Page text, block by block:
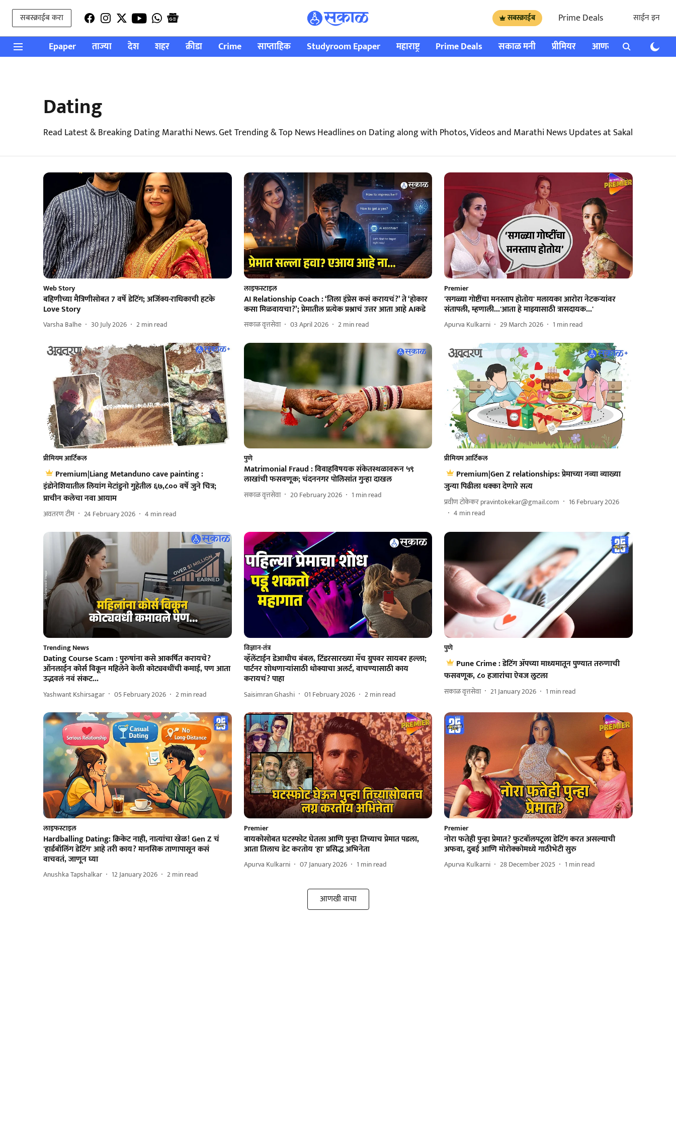
सबस्क्राईब करा सबस्क्राईब Prime Deals साईन इन
Epaper ताज्या देश शहर क्रीडा Crime साप्ताहिक Studyroom Epaper महाराष्ट्र Prime Deals सकाळ मनी प्रीमियर आणखी राशी भविष्य
Dating
Read Latest & Breaking Dating Marathi News. Get Trending & Top News Headlines on Dating along with Photos, Videos and Marathi News Updates at Sakal
Web Story
बहिणीच्या मैत्रिणीसोबत 7 वर्षे डेटिंग; अजिंक्य-राधिकाची हटके
Love Story
Varsha Balhe 30 July 2026 2min read
लाइफस्टाइल
AI Relationship Coach : ‘तिला इंप्रेस कसं करायचं?’ ते ‘होकार
कसा मिळवायचा?’; प्रेमातील प्रत्येक प्रश्नाचं उत्तर आता आहे AIकडे
सकाळ वृत्तसेवा 03 April 2026 2min read
Premier
'सगळ्या गोष्टींचा मनस्ताप होतोय' मलायका आरोरा नेटकऱ्यांवर
संतापली, म्हणाली...'आता हे माझ्यासाठी त्रासदायक...'
Apurva Kulkarni 29 March 2026 1 min read
प्रीमियम आर्टिकल
Premium|Liang Metanduno cave painting :
इंडोनेशियातील लियांग मेटांडुनो गुहेतील ६७,८०० वर्षे जुने चित्र;
प्राचीन कलेचा नवा आयाम
अवतरण टीम 24 February 2026 4 min read
पुणे
Matrimonial Fraud : विवाहविषयक संकेतस्थळावरून ५९
लाखांची फसवणूक; चंदननगर पोलिसांत गुन्हा दाखल
सकाळ वृत्तसेवा 20 February 2026 1 min read
प्रीमियम आर्टिकल
Premium|Gen Z relationships: प्रेमाच्या नव्या व्याख्या
जुन्या पिढीला धक्का देणारे सत्य
प्रवीण टोकेकर pravintokekar@gmail.com
16 February 2026
4 min read
Trending News
Dating Course Scam : पुरुषांना कसे आकर्षित करायचे?
ऑनलाईन कोर्स विकून महिलेने केली कोट्यवधींची कमाई, पण आता
उद्भवलं नवं संकट...
Yashwant Kshirsagar 05 February 2026 2min read
विज्ञान-तंत्र
व्हॅलेंटाईन डेआधीच बंबल, टिंडरसारख्या मॅच ग्रुपवर सायबर हल्ला;
पार्टनर शोधणाऱ्यांसाठी धोक्याचा अलर्ट, वाचण्यासाठी काय
करायचं? पाहा
Saisimran Ghashi 01 February 2026 2min read
पुणे
Pune Crime : डेटिंग ॲपच्या माध्यमातून पुण्यात तरुणाची
फसवणूक, ८० हजारांचा ऐवज लुटला
सकाळ वृत्तसेवा 21 January 2026 1 min read
लाइफस्टाइल
Hardballing Dating: क्रिकेट नाही, नात्यांचा खेळ! Gen Z चं
'हार्डबॉलिंग डेटिंग' आहे तरी काय? मानसिक ताणापासून कसं
वाचवतं, जाणून घ्या
Anushka Tapshalkar 12 January 2026 2min read
Premier
बायकोसोबत घटस्फोट घेतला आणि पुन्हा तिच्याच प्रेमात पडला,
आता तिलाच डेट करतोय 'हा' प्रसिद्ध अभिनेता
Apurva Kulkarni 07 January 2026 1 min read
Premier
नोरा फतेही पुन्हा प्रेमात? फुटबॉलपटूला डेटिंग करत असल्याची
अफवा, दुबई आणि मोरोक्कोमध्ये गाठीभेटी सुरु
Apurva Kulkarni 28 December 2025 1 min read
आणखी वाचा